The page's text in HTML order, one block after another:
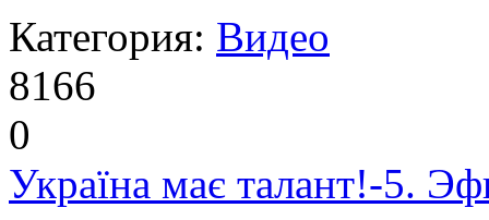
Категория: Видео
8166
0
Україна має талант!-5.